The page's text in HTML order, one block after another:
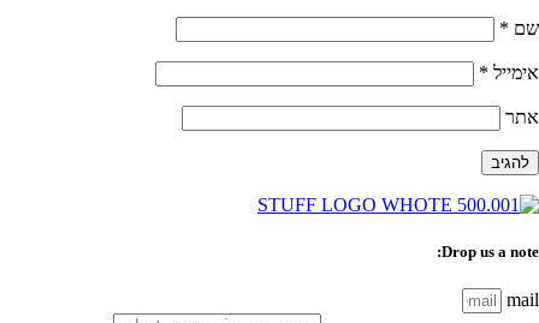
שם *
אימייל *
אתר
Drop us a note:
mail